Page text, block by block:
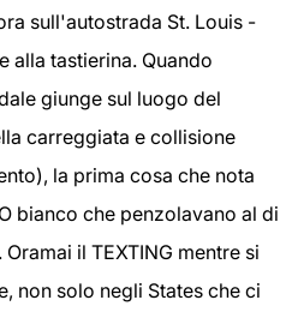
sull'autostrada St. Louis -
alla tastierina. Quando
giunge sul luogo del
carreggiata e collisione
la prima cosa che nota
bianco che penzolavano al di
il TEXTING mentre si
non solo negli States che ci